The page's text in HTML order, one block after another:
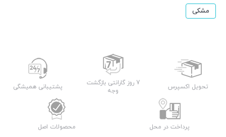
مشکی
تحویل اکسپرس
7 روز گارانتی بازگشت
وجه
پشتیبانی همیشگی
پرداخت در محل محصولات اصل